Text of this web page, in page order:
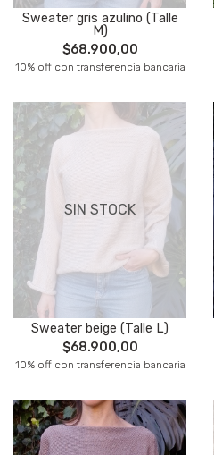
Sweater gris azulino (Talle
M)
$68.900,00
10% off con transferencia bancaria
SIN STOCK
Sweater beige (Talle L)
$68.900,00
10% off con transferencia bancaria